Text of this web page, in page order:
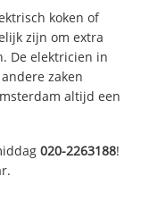
koken of
zijn om extra
De elektricien in
zaken
altijd een
020-2263188!